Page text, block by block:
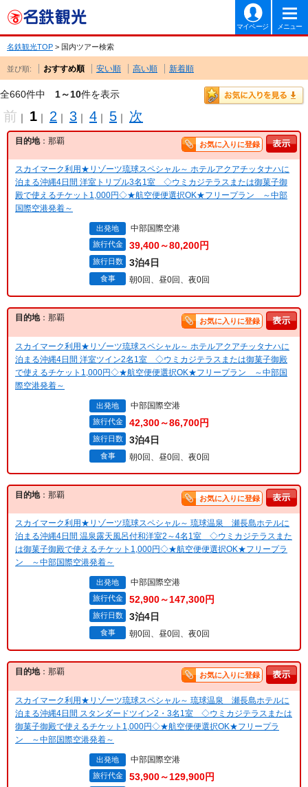
マイページ メニュー
名鉄観光TOP > 国内ツアー検索
並び順: おすすめ順 安い順 高い順 新着順
全660件中 1～10件を表示
前 ｜ 1 ｜ 2 ｜ 3 ｜ 4 ｜ 5 ｜ 次
目的地：那覇 お気に入りに登録
スカイマーク利用★リゾーツ琉球スペシャル～ ホテルアクアチッタナハに
泊まる沖縄4日間 洋室トリプル3名1室 ◇ウミカジテラスまたは御菓子御
殿で使えるチケット1,000円◇★航空便便選択OK★フリープラン ～中部
国際空港発着～
出発地 中部国際空港
旅行代金 39,400～80,200円
旅行日数 3泊4日
食事 朝0回、昼0回、夜0回
目的地：那覇 お気に入りに登録
スカイマーク利用★リゾーツ琉球スペシャル～ ホテルアクアチッタナハに
泊まる沖縄4日間 洋室ツイン2名1室 ◇ウミカジテラスまたは御菓子御殿
で使えるチケット1,000円◇★航空便便選択OK★フリープラン ～中部国
際空港発着～
出発地 中部国際空港
旅行代金 42,300～86,700円
旅行日数 3泊4日
食事 朝0回、昼0回、夜0回
目的地：那覇 お気に入りに登録
スカイマーク利用★リゾーツ琉球スペシャル～ 琉球温泉 瀬長島ホテルに
泊まる沖縄4日間 温泉露天風呂付和洋室2～4名1室 ◇ウミカジテラスまた
は御菓子御殿で使えるチケット1,000円◇★航空便便選択OK★フリープラ
ン ～中部国際空港発着～
出発地 中部国際空港
旅行代金 52,900～147,300円
旅行日数 3泊4日
食事 朝0回、昼0回、夜0回
目的地：那覇 お気に入りに登録
スカイマーク利用★リゾーツ琉球スペシャル～ 琉球温泉 瀬長島ホテルに
泊まる沖縄4日間 スタンダードツイン2・3名1室 ◇ウミカジテラスまたは
御菓子御殿で使えるチケット1,000円◇★航空便便選択OK★フリープラ
ン ～中部国際空港発着～
出発地 中部国際空港
旅行代金 53,900～129,900円